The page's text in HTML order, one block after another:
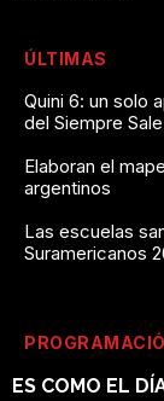
ÚLTIMAS
Quini 6: un solo
del Siempre Sale
Elaboran el
argentinos
Las escuelas
Suramericanos
ES COMO EL